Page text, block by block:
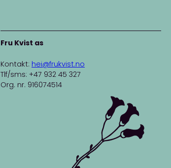
Fru Kvist as
Kontakt: hei@frukvist.no
Tlf/sms: +47 932 45 327
Org. nr. 916074514